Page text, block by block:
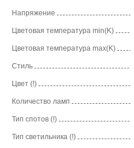
Напряжение
Цветовая температура min(K)
Цветовая температура max(K)
Стиль
Цвет (!)
Количество ламп
Тип спотов (!)
Тип светильника (!)